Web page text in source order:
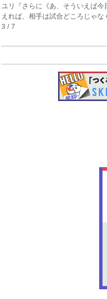
ユリ『さらに《あ、そういえば
えれば、相手は試合どころじゃな
3 / 7